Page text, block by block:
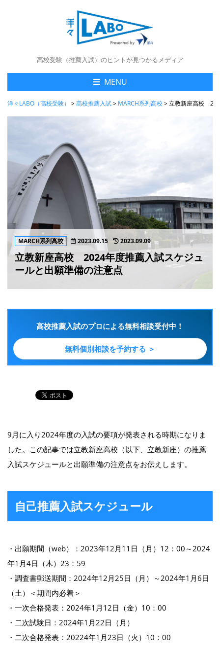
高校受験（推薦入試）のヒントが見つかるメディア
MENU
洋々LABO（高校受験） >高校推薦入試> MARCH系列高校>立教新座高校
MARCH系列高校 2023.09.15 2023.09.09
立教新座高校 2024年度推薦入試スケジュ
ールと出願準備の注意点
高校推薦入試のプロによる無料相談受付中！
無料個別相談を予約する ＞
9月に入り2024年度の入試の要項が発表される時期になりま
した。この記事では立教新座高校（以下、立教新座）の推薦
入試スケジュールと出願準備の注意点をお伝えします。
自己推薦入試スケジュール
・出願期間（web）：2023年12月11日（月）12：00～2024
年1月4日（木）23：59
・調査書郵送期間：2024年12月25日（月）～2024年1月6日
（土）＜期間内必着＞
・一次合格発表：2024年1月12日（金）10：00
・二次試験日：2024年1月22日（月）
・二次合格発表：20224年1月23日（火）10：00